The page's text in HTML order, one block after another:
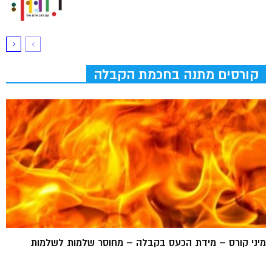
קורסים מתנה בחכמת הקבלה
מיני קורס – מידת הכעס בקבלה – מחוסר שלמות לשלמות